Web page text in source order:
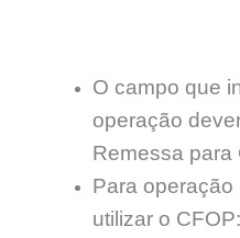
O campo que
operação
Remessa para
Para operação
utilizar o